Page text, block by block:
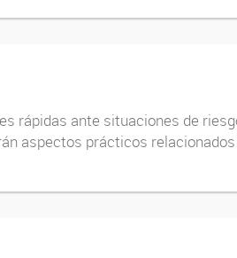
rápidas ante situaciones de
aspectos prácticos